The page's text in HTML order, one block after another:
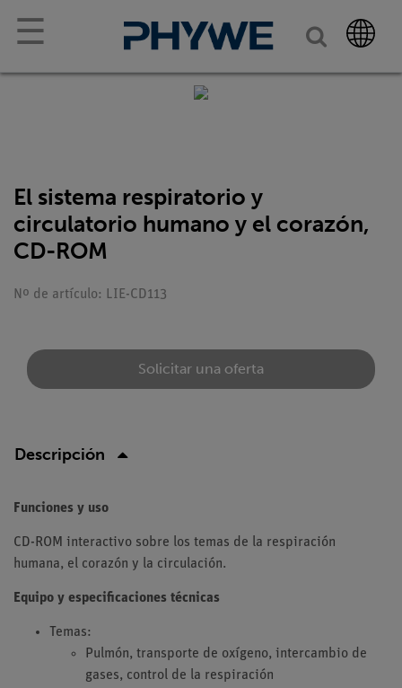
☰
El sistema respiratorio y
circulatorio humano y el corazón,
CD-ROM
Nº de artículo: LIE-CD113
Solicitar una oferta
Descripción
Funciones y uso
CD-ROM interactivo sobre los temas de la respiración
humana, el corazón y la circulación.
Equipo y especificaciones técnicas
Temas:
Pulmón, transporte de oxígeno, intercambio de
gases, control de la respiración